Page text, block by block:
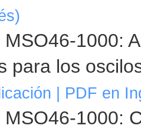
MSO46-1000:
para los
| PDF en
MSO46-1000: